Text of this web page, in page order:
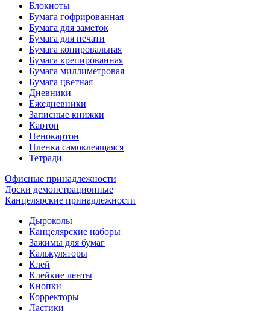
Блокноты
Бумага гофрированная
Бумага для заметок
Бумага для печати
Бумага копировальная
Бумага крепированная
Бумага миллиметровая
Бумага цветная
Дневники
Ежедневники
Записные книжки
Картон
Пенокартон
Пленка самоклеящаяся
Тетради
Офисные принадлежности
Доски демонстрационные
Канцелярские принадлежности
Дыроколы
Канцелярские наборы
Зажимы для бумаг
Калькуляторы
Клей
Клейкие ленты
Кнопки
Корректоры
Ластики